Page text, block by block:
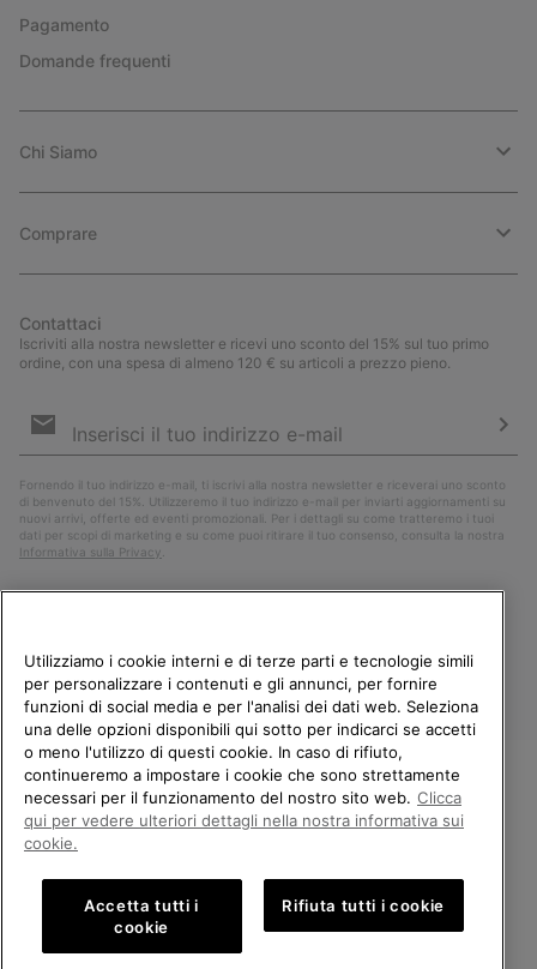
Pagamento
Domande frequenti
Chi Siamo
Comprare
Contattaci
Iscriviti alla nostra newsletter e ricevi uno sconto del 15% sul tuo primo
ordine, con una spesa di almeno 120 € su articoli a prezzo pieno.
e-
Fornendo il tuo indirizzo e-mail, ti iscrivi alla nostra newsletter e riceverai uno sconto
di benvenuto del 15%. Utilizzeremo il tuo indirizzo e-mail per inviarti aggiornamenti su
nuovi arrivi, offerte ed eventi promozionali. Per i dettagli su come tratteremo i tuoi
dati per scopi di marketing e su come puoi ritirare il tuo consenso, consulta la nostra
Informativa sulla Privacy
Italia
©2026Columbia Sportswear Company. Avenue des Morgines, 12 1213
Petit-Lancy Switzerland. Tutti i diritti riservati.
Politica sulla privacy Termini di utilizzo
Condizioni Generali di Vendita
Public CBCR
BENVENUTO/A IN SOREL.
SELEZIONA IL TUO PAESE DI
Shopping online disponibile
Utilizziamo i cookie interni e di terze parti e tecnologie simili
per personalizzare i contenuti e gli annunci, per fornire
funzioni di social media e per l'analisi dei dati web. Seleziona
una delle opzioni disponibili qui sotto per indicarci se accetti
o meno l'utilizzo di questi cookie. In caso di rifiuto,
continueremo a impostare i cookie che sono strettamente
necessari per il funzionamento del nostro sito web. Clicca
qui per vedere ulteriori dettagli nella nostra informativa sui
cookie.
Accetta tutti i
cookie
Rifiuta tutti i cookie